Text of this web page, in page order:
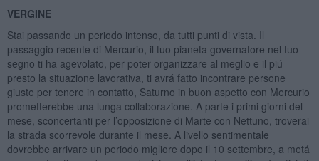
VERGINE
Stai passando un periodo intenso, da tutti punti di vista. Il
passaggio recente di Mercurio, il tuo pianeta governatore nel tuo
segno ti ha agevolato, per poter organizzare al meglio e il piú
presto la situazione lavorativa, ti avrá fatto incontrare persone
giuste per tenere in contatto, Saturno in buon aspetto con Mercurio
prometterebbe una lunga collaborazione. A parte i primi giorni del
mese, sconcertanti per l’opposizione di Marte con Nettuno, troverai
la strada scorrevole durante il mese. A livello sentimentale
dovrebbe arrivare un periodo migliore dopo il 10 settembre, a metá